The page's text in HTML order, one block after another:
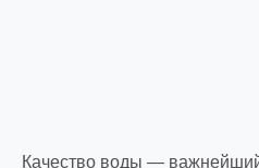
Качество воды — важнейший